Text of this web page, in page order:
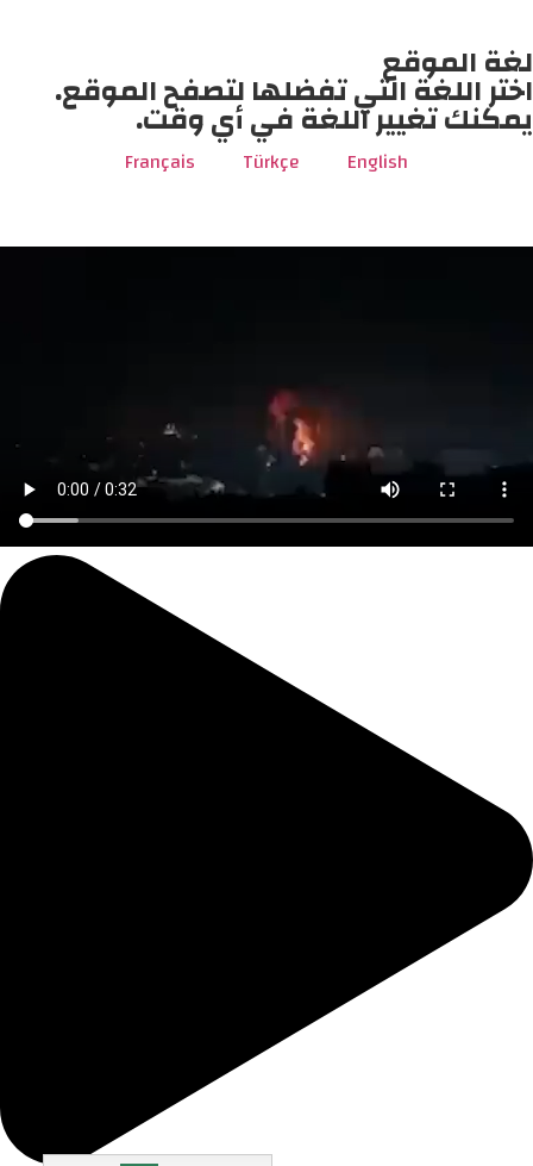
لغة الموقع
اختر اللغة التي تفضلها لتصفح الموقع.
يمكنك تغيير اللغة في أي وقت.
English
Türkçe
Français